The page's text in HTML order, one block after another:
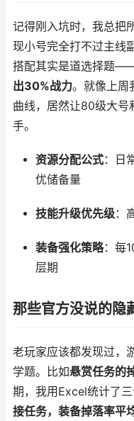
记得刚入坑时，我总把
现小号完全打不过主线
搭配其实是道选择题
出30%战力。就像上周
曲线，居然让80级大
手。
资源分配公式：日
优储备量
技能升级优先级：
装备强化策略：每
层期
那些官方没说的隐
老玩家应该都发现过，
学题。比如悬赏任务的
期，我用Excel统计了三
接任务，装备掉落率平